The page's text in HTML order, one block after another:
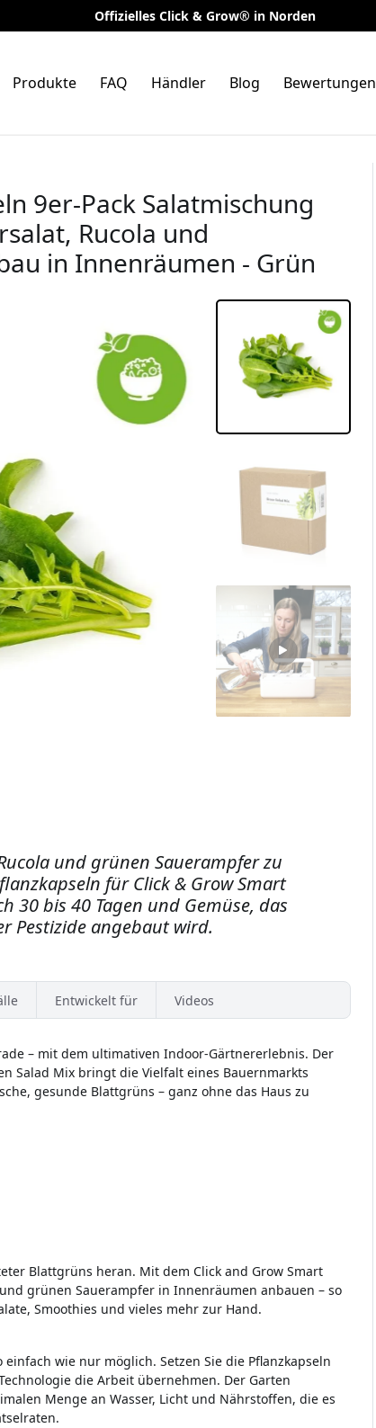
Offizielles Click & Grow® in Norden
Produkte FAQ Händler Blog Bewertungen
9er-Pack Salatmischung
Rucola und
in Innenräumen - Grün
und grünen Sauerampfer zu
für Click & Grow Smart
30 bis 40 Tagen und Gemüse, das
Pestizide angebaut wird.
Entwickelt für Videos
– mit dem ultimativen Indoor-Gärtnererlebnis. Der
Salad Mix bringt die Vielfalt eines Bauernmarkts
gesunde Blattgrüns – ganz ohne das Haus zu
Blattgrüns heran. Mit dem Click and Grow Smart
grünen Sauerampfer in Innenräumen anbauen – so
Smoothies und vieles mehr zur Hand.
wie nur möglich. Setzen Sie die Pflanzkapseln
die Arbeit übernehmen. Der Garten
Menge an Wasser, Licht und Nährstoffen, die es